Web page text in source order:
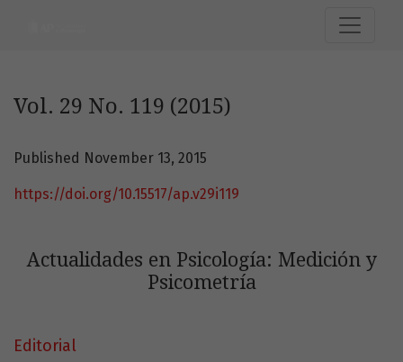
Vol. 29 No. 119 (2015)
Published November 13, 2015
https://doi.org/10.15517/ap.v29i119
Actualidades en Psicología: Medición y
Psicometría
Editorial